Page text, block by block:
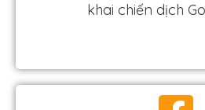
khai chiến dịch